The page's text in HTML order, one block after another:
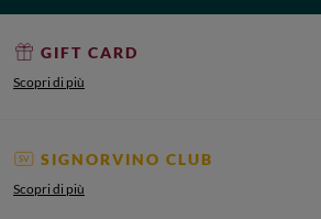
GIFT CARD
Scopri di più
SIGNORVINO CLUB
Scopri di più